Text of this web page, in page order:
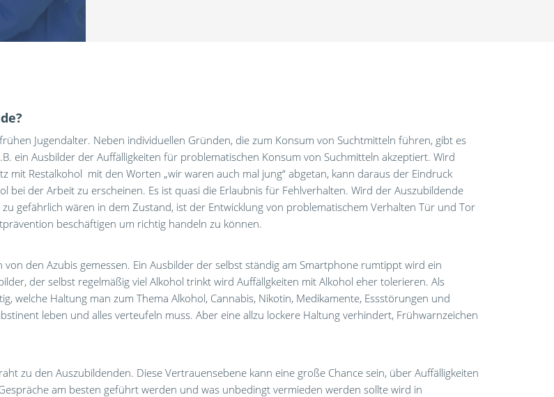
Jugendalter. Neben individuellen Gründen, die zum Konsum von Suchtmitteln führen, gibt es
ein Ausbilder der Auffälligkeiten für problematischen Konsum von Suchmitteln akzeptiert. Wird
mit Restalkohol mit den Worten „wir waren auch mal jung“ abgetan, kann daraus der Eindruck
bei der Arbeit zu erscheinen. Es ist quasi die Erlaubnis für Fehlverhalten. Wird der Auszubildende
gefährlich wären in dem Zustand, ist der Entwicklung von problematischem Verhalten Tür und Tor
beschäftigen um richtig handeln zu können.
den Azubis gemessen. Ein Ausbilder der selbst ständig am Smartphone rumtippt wird ein
der selbst regelmäßig viel Alkohol trinkt wird Auffällgkeiten mit Alkohol eher tolerieren. Als
welche Haltung man zum Thema Alkohol, Cannabis, Nikotin, Medikamente, Essstörungen und
leben und alles verteufeln muss. Aber eine allzu lockere Haltung verhindert, Frühwarnzeichen
zu den Auszubildenden. Diese Vertrauensebene kann eine große Chance sein, über Auffälligkeiten
am besten geführt werden und was unbedingt vermieden werden sollte wird in